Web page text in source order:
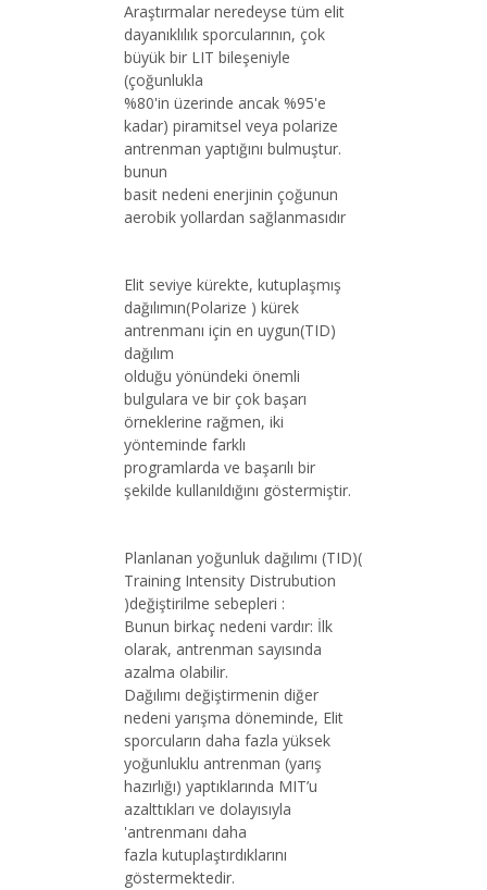
Araştırmalar neredeyse tüm elit
dayanıklılık sporcularının, çok
büyük bir LIT bileşeniyle
(çoğunlukla
%80'in üzerinde ancak %95'e
kadar) piramitsel veya polarize
antrenman yaptığını bulmuştur.
bunun
basit nedeni enerjinin çoğunun
aerobik yollardan sağlanmasıdır
Elit seviye kürekte, kutuplaşmış
dağılımın(Polarize ) kürek
antrenmanı için en uygun(TID)
dağılım
olduğu yönündeki önemli
bulgulara ve bir çok başarı
örneklerine rağmen, iki
yönteminde farklı
programlarda ve başarılı bir
şekilde kullanıldığını göstermiştir.
Planlanan yoğunluk dağılımı (TID)(
Training Intensity Distrubution
)değiştirilme sebepleri :
Bunun birkaç nedeni vardır: İlk
olarak, antrenman sayısında
azalma olabilir.
Dağılımı değiştirmenin diğer
nedeni yarışma döneminde, Elit
sporcuların daha fazla yüksek
yoğunluklu antrenman (yarış
hazırlığı) yaptıklarında MIT’u
azalttıkları ve dolayısıyla
'antrenmanı daha
fazla kutuplaştırdıklarını
göstermektedir.